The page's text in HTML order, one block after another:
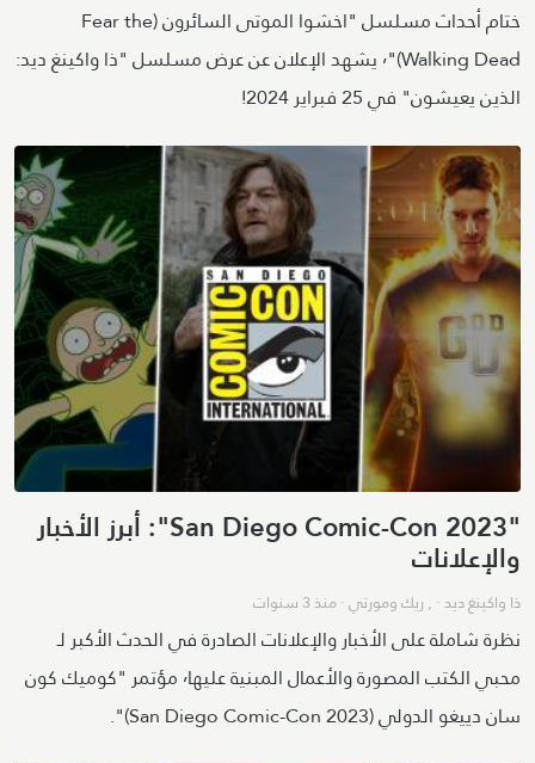
ختام أحداث مسلسل "اخشوا الموتى السائرون (Fear the
Walking Dead)"٬ يشهد الإعلان عن عرض مسلسل "ذا واكينغ ديد:
الذين يعيشون" في 25 فبراير 2024!
"San Diego Comic-Con 2023": أبرز الأخبار
والإعلانات
ذا واكينغ ديد· , ريك ومورتي·منذ 3 سنوات
نظرة شاملة على الأخبار والإعلانات الصادرة في الحدث الأكبر لـ
محبي الكتب المصورة والأعمال المبنية عليها٬ مؤتمر "كوميك كون
سان دييغو الدولي (San Diego Comic-Con 2023)".